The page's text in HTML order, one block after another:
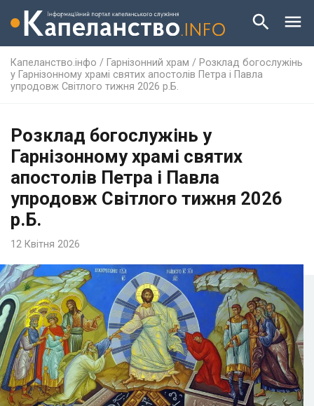
Капеланство.інфо / Гарнізонний храм / Розклад богослужінь
у Гарнізонному храмі святих апостолів Петра і Павла
упродовж Світлого тижня 2026 р.Б.
Розклад богослужінь у
Гарнізонному храмі святих
апостолів Петра і Павла
упродовж Світлого тижня 2026
р.Б.
12 Квітня 2026